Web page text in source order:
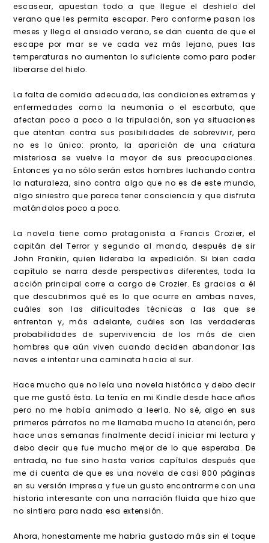
escasear, apuestan todo a que llegue el deshielo del
verano que les permita escapar. Pero conforme pasan los
meses y llega el ansiado verano, se dan cuenta de que el
escape por mar se ve cada vez más lejano, pues las
temperaturas no aumentan lo suficiente como para poder
liberarse del hielo.
La falta de comida adecuada, las condiciones extremas y
enfermedades como la neumonía o el escorbuto, que
afectan poco a poco a la tripulación, son ya situaciones
que atentan contra sus posibilidades de sobrevivir, pero
no es lo único: pronto, la aparición de una criatura
misteriosa se vuelve la mayor de sus preocupaciones.
Entonces ya no sólo serán estos hombres luchando contra
la naturaleza, sino contra algo que no es de este mundo,
algo siniestro que parece tener consciencia y que disfruta
matándolos poco a poco.
La novela tiene como protagonista a Francis Crozier, el
capitán del Terror y segundo al mando, después de sir
John Frankin, quien lideraba la expedición. Si bien cada
capítulo se narra desde perspectivas diferentes, toda la
acción principal corre a cargo de Crozier. Es gracias a él
que descubrimos qué es lo que ocurre en ambas naves,
cuáles son las dificultades técnicas a las que se
enfrentan y, más adelante, cuáles son las verdaderas
probabilidades de supervivencia de los más de cien
hombres que aún viven cuando deciden abandonar las
naves e intentar una caminata hacia el sur.
Hace mucho que no leía una novela histórica y debo decir
que me gustó ésta. La tenía en mi Kindle desde hace años
pero no me había animado a leerla. No sé, algo en sus
primeros párrafos no me llamaba mucho la atención, pero
hace unas semanas finalmente decidí iniciar mi lectura y
debo decir que fue mucho mejor de lo que esperaba. De
entrada, no fue sino hasta varios capítulos después que
me di cuenta de que es una novela de casi 800 páginas
en su versión impresa y fue un gusto encontrarme con una
historia interesante con una narración fluida que hizo que
no sintiera para nada esa extensión.
Ahora, honestamente me habría gustado más sin el toque